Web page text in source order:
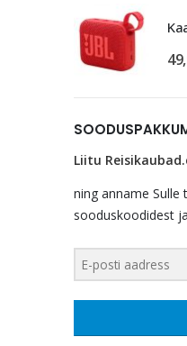
Liitu
ning anname Sulle
sooduskoodidest